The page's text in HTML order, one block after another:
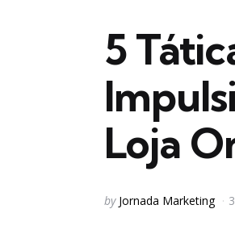
5
Loja
Posted
by Jornada Marketing